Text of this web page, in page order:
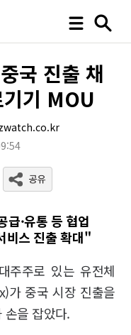
국 진출 채
기 MOU
급·유통 등 협업
비스 진출 확대"
주주로 있는 유전체
가 중국 시장 진출을
손을 잡았다.